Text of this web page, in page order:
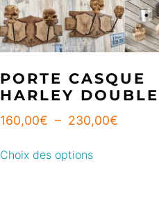
PORTE CASQUE
HARLEY DOUBLE
160,00€ – 230,00€
Choix des options